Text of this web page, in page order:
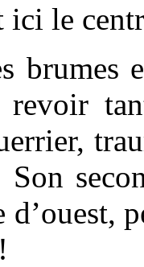
ici le
brumes
revoir
Son
d’ouest,
!